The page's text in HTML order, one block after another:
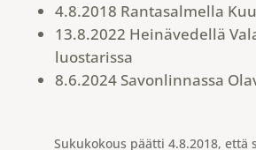
4.8.2018 Rantasalmella
13.8.2022 Heinävedellä
luostarissa
8.6.2024 Savonlinnassa
Sukukokous päätti 4.8.2018, että